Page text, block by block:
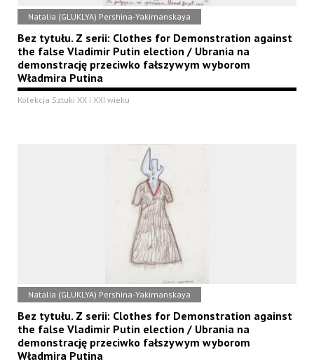
Natalia (GLUKLYA) Pershina-Yakimanskaya
Bez tytułu. Z serii: Clothes for Demonstration against
the false Vladimir Putin election / Ubrania na
demonstrację przeciwko fałszywym wyborom
Władmira Putina
Kolekcja Sztuki XX i XXI wieku
Natalia (GLUKLYA) Pershina-Yakimanskaya
Bez tytułu. Z serii: Clothes for Demonstration against
the false Vladimir Putin election / Ubrania na
demonstrację przeciwko fałszywym wyborom
Władmira Putina